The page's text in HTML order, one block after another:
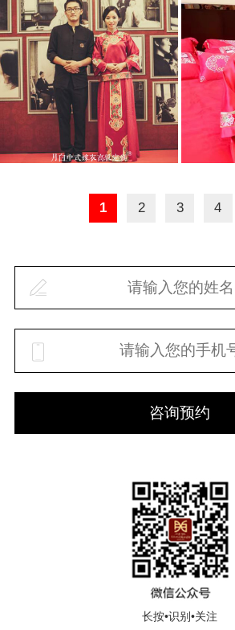
1 2 3 4
咨询预约
长按•识别•关注